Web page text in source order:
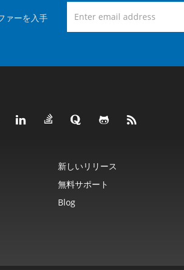
ァーを入手
新しいリリース
無料サポート
Blog